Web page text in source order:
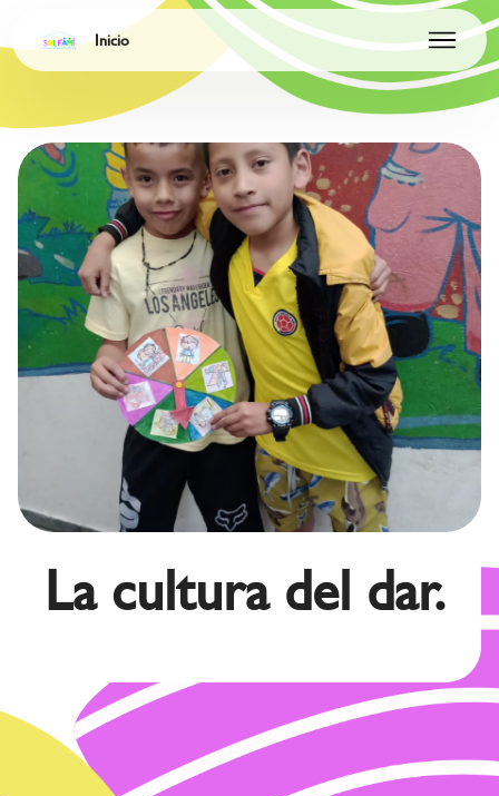
Inicio
La cultura del dar.